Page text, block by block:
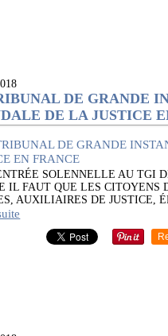
DE GRANDE
DE LA JUSTICE
SOLENNELLE AU TGI
IL FAUT QUE LES CITOYENS
AUXILIAIRES DE JUSTICE,